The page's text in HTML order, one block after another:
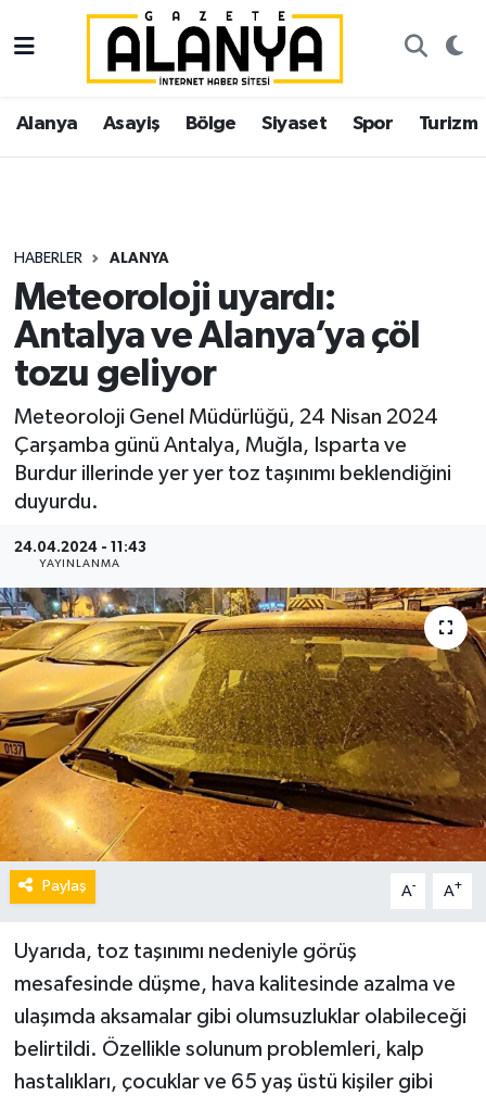
Alanya Asayiş Bölge Siyaset Spor Turizm
HABERLER ALANYA
Meteoroloji uyardı:
Antalya ve Alanya’ya çöl
tozu geliyor
Meteoroloji Genel Müdürlüğü, 24 Nisan 2024
Çarşamba günü Antalya, Muğla, Isparta ve
Burdur illerinde yer yer toz taşınımı beklendiğini
duyurdu.
24.04.2024 - 11:43
YAYINLANMA
Paylaş A- A+
Uyarıda, toz taşınımı nedeniyle görüş
mesafesinde düşme, hava kalitesinde azalma ve
ulaşımda aksamalar gibi olumsuzluklar olabileceği
belirtildi. Özellikle solunum problemleri, kalp
hastalıkları, çocuklar ve 65 yaş üstü kişiler gibi
Alanya
Asayiş
Siyaset
Spor
Turizm
Ekonomi
Gazipaşa
İstanbul Nöbetçi Eczaneler
İstanbul Hava Durumu
Süper Lig Puan Durumu ve Fikstür
Tüm Manşetler
Son Dakika Haberleri
Haber Arşivi